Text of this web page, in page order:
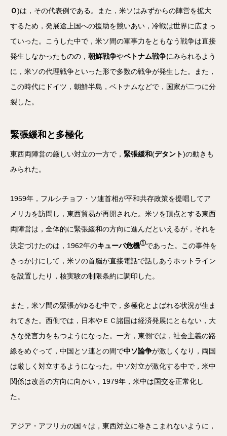
Ｏ)は，その代表例である。また，米ソはみずからの陣営を拡大
するため，発展途上国への援助を競いあい，冷戦は世界に広まっ
ていった。こうした中で，米ソ間の軍事力をともなう戦争は直接
発生しなかったものの， 朝鮮戦争やベトナム戦争にみられるよう
に，米ソの代理戦争といった形で多数の戦争が発生した。また，
この時代にドイツ，朝鮮半島，ベトナムなどで，国家が二つに分
裂した。
緊張緩和と多極化
東西両陣営の厳しい対立の一方で， 緊張緩和(デタント)の動きも
みられた。
1959年，フルシチョフ・ソ連首相が平和共存政策を提唱してア
メリカを訪問し，東西貿易が再開された。米ソを頂点とする東西
両陣営は，全体的に緊張緩和の方向に進んだといえるが，それを
決定づけたのは，1962年のキューバ危機①であった。この事件を
きっかけにして，米ソの首脳が直接電話で話しあうホットライン
を設置したり，核実験の制限条約に調印した。
また，米ソ間の緊張がゆるむ中で，多極化とよばれる状況が生ま
れてきた。西側では，日本やＥＣ諸国は経済発展にともない，大
きな発言力をもつようになった。一方，東側では，社会主義の路
線をめぐって，中国とソ連との間で中ソ論争が激しくなり，両国
は厳しく対立するようになった。中ソ対立が激化する中で，米中
関係は改善の方向に向かい，1979年，米中は国交を正常化し
た。
アジア・アフリカの国々は，東西対立に巻きこまれないように，